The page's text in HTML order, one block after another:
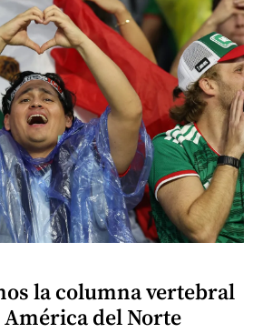
la columna vertebral
del Norte